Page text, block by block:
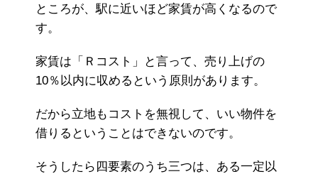
ところが、駅に近いほど家賃が高くなるので
す。
家賃は「Ｒコスト」と言って、売り上げの
10％以内に収めるという原則があります。
だから立地もコストを無視して、いい物件を
借りるということはできないのです。
そうしたら四要素のうち三つは、ある一定以